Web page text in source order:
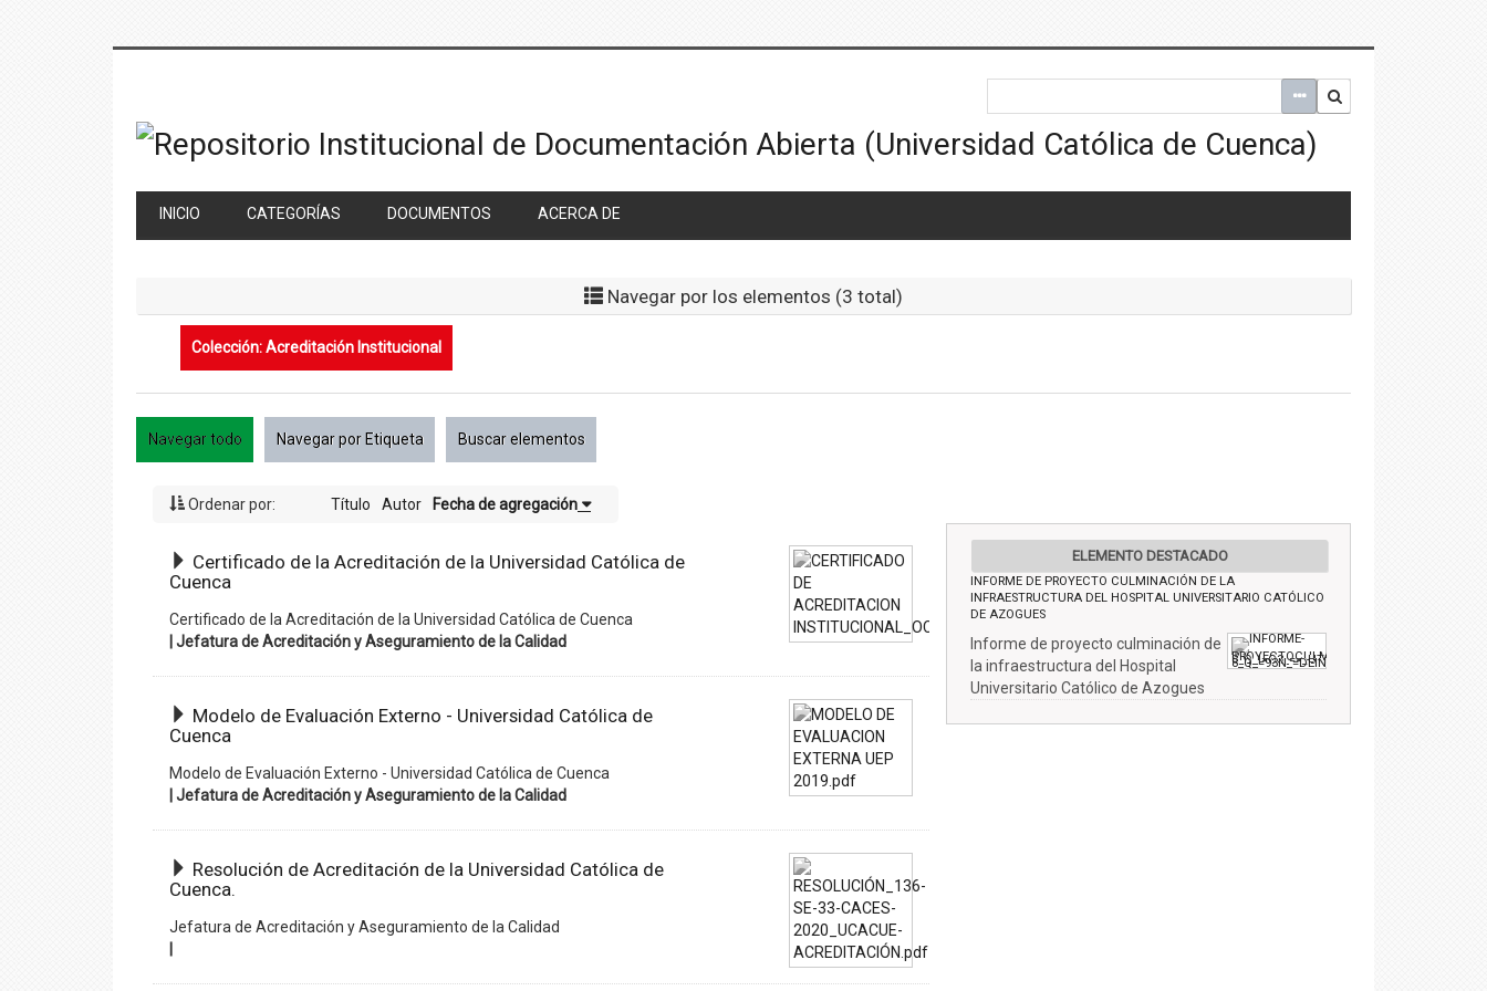
INICIO CATEGORÍAS DOCUMENTOS ACERCA DE
Navegar por los elementos (3 total)
Colección: Acreditación Institucional
Navegar todo Navegar por Etiqueta Buscar elementos
Ordenar por: Título Autor Fecha de agregación
Certificado de la Acreditación de la Universidad Católica de
Cuenca
Certificado de la Acreditación de la Universidad Católica de Cuenca
| Jefatura de Acreditación y Aseguramiento de la Calidad
Modelo de Evaluación Externo - Universidad Católica de
Cuenca
Modelo de Evaluación Externo - Universidad Católica de Cuenca
| Jefatura de Acreditación y Aseguramiento de la Calidad
Resolución de Acreditación de la Universidad Católica de
Cuenca.
Jefatura de Acreditación y Aseguramiento de la Calidad
|
ELEMENTO DESTACADO
INFORME DE PROYECTO CULMINACIÓN DE LA
INFRAESTRUCTURA DEL HOSPITAL UNIVERSITARIO CATÓLICO
DE AZOGUES
Informe de proyecto culminación de
la infraestructura del Hospital
Universitario Católico de Azogues